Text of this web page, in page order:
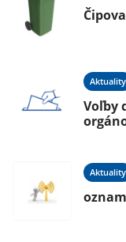
Aktuality
Voľby
Aktuality